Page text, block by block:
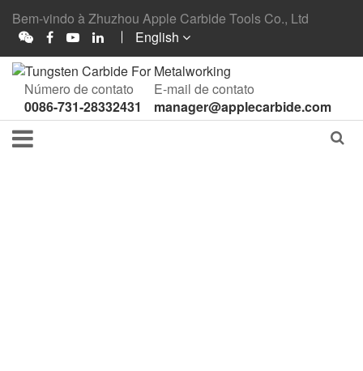
Bem-vindo à Zhuzhou Apple Carbide Tools Co., Ltd
English
Número de contato
0086-731-28332431
E-mail de contato
manager@applecarbide.com